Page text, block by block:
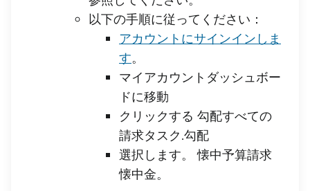
以下の手順に従ってください：
アカウントにサインインしま
す。
マイアカウントダッシュボー
ドに移動
クリックする 勾配すべての
請求タスク.勾配
選択します。 懐中予算請求
懐中金。